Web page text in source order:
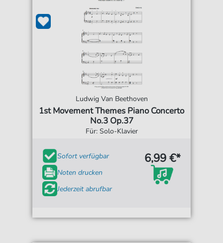
Ludwig Van Beethoven
1st Movement Themes Piano Concerto
No.3 Op.37
Für: Solo-Klavier
Sofort verfügbar
Noten drucken
Jederzeit abrufbar
6,99 €*